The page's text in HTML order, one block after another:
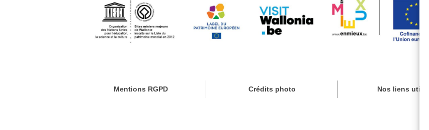
Mentions RGPD Crédits photo Nos liens utiles